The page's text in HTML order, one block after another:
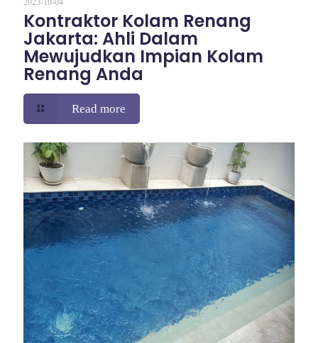
Kontraktor Kolam Renang
Jakarta: Ahli Dalam
Mewujudkan Impian Kolam
Renang Anda
Read more